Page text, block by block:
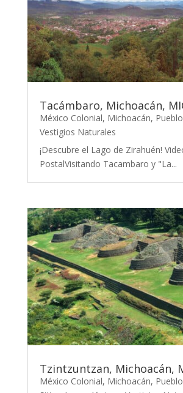
Tacámbaro, Michoacán,
México Colonial, Michoacán,
Vestigios Naturales
¡Descubre el Lago de Zirahuén!
PostalVisitando Tacambaro y "La...
Tzintzuntzan, Michoacán,
México Colonial, Michoacán,